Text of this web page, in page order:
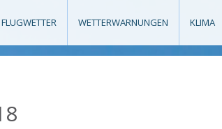
FLUGWETTER WETTERWARNUNGEN KLIMA